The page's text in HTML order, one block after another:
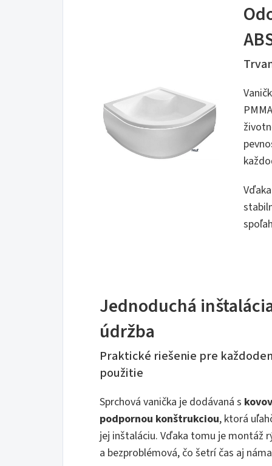
Vďaka
Jednoduchá
údržba
Praktické riešenie pre
použitie
Sprchová vanička je dodávaná s
podpornou konštrukciou, ktorá
jej inštaláciu. Vďaka tomu je montáž
a bezproblémová, čo šetrí čas aj